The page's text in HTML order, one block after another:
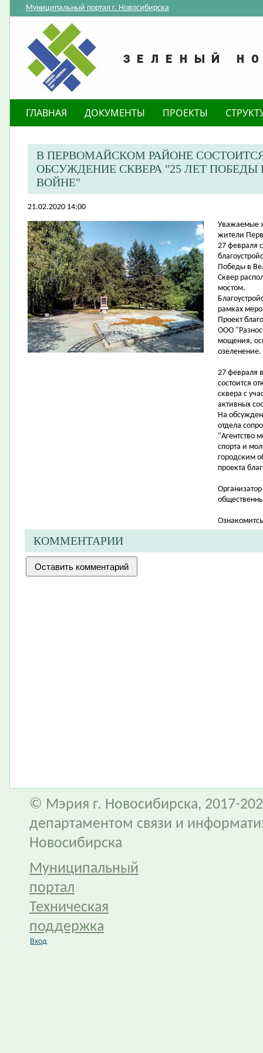
Муниципальный портал г. Новосибирска
ГЛАВНАЯ ДОКУМЕНТЫ ПРОЕКТЫ
В ПЕРВОМАЙСКОМ РАЙОНЕ
ОБСУЖДЕНИЕ СКВЕРА "25 ЛЕТ
ВОЙНЕ"
21.02.2020 14:00
​Уважаемые
жители
27 февраля
Победы в
Сквер
мостом.
рамках
Проект
ООО
мощения,
озеленение.
27 февраля
состоится
сквера с
активных
На
отдела
"Агентство
спорта и
городским
проекта
КОММЕНТАРИИ
© Мэрия г. Новосибирска, 2017-
департаментом связи и
Новосибирска
Муниципальный
портал
Техническая
поддержка
Вход